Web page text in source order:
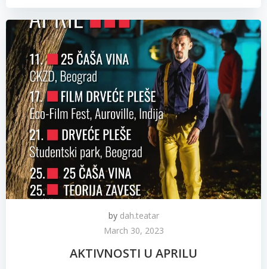
by dah.teatar
March 30, 2023
AKTIVNOSTI U APRILU